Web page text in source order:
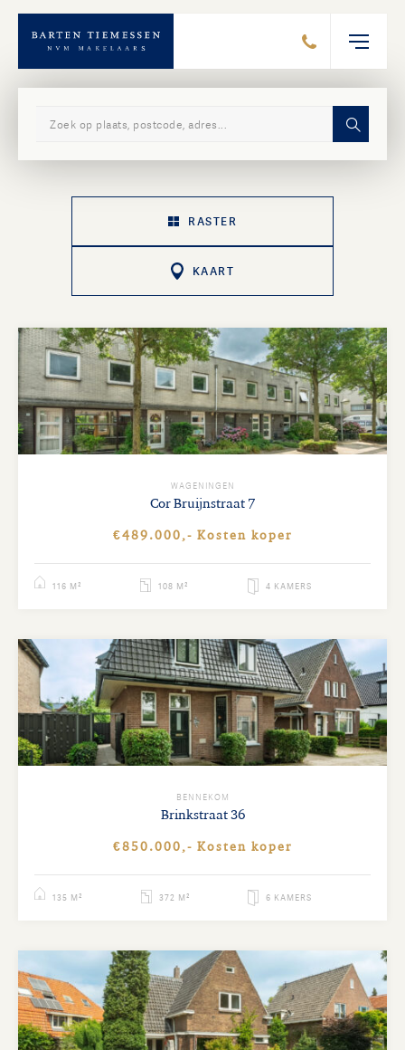
Zoek in ons aanbod
RASTER
KAART
WAGENINGEN
Cor Bruijnstraat 7
€489.000,- Kosten koper
116 M² 108 M² 4 KAMERS
BENNEKOM
Brinkstraat36
€850.000,- Kosten koper
135 M² 372 M² 6 KAMERS